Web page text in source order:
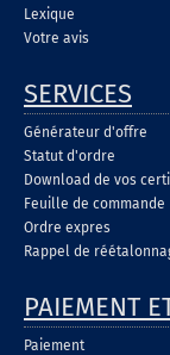
Lexique
Votre avis
SERVICES
Générateur d'offre
Statut d'ordre
Download de vos
Feuille de commande
Ordre expres
Rappel de
PAIEMENT
Paiement